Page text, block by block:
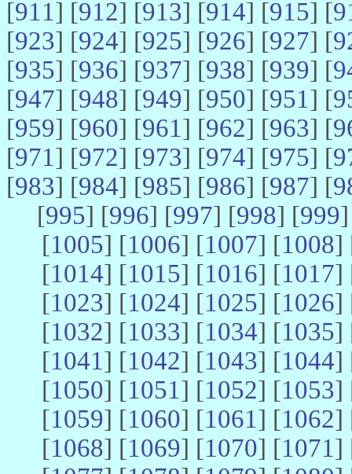
[911] [912] [913] [914] [915] [
[923] [924] [925] [926] [927] [
[935] [936] [937] [938] [939] [
[947] [948] [949] [950] [951] [
[959] [960] [961] [962] [963] [
[971] [972] [973] [974] [975] [
[983] [984] [985] [986] [987] [
[995] [996] [997] [998] [999
[1005] [1006] [1007] [1008]
[1014] [1015] [1016] [1017]
[1023] [1024] [1025] [1026]
[1032] [1033] [1034] [1035]
[1041] [1042] [1043] [1044]
[1050] [1051] [1052] [1053]
[1059] [1060] [1061] [1062]
[1068] [1069] [1070] [1071]